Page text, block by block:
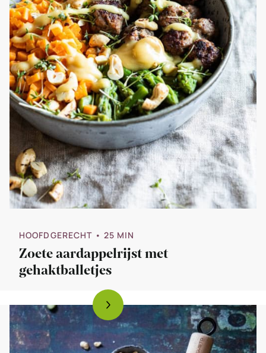
HOOFDGERECHT • 25 MIN
Zoete aardappelrijst met
gehaktballetjes